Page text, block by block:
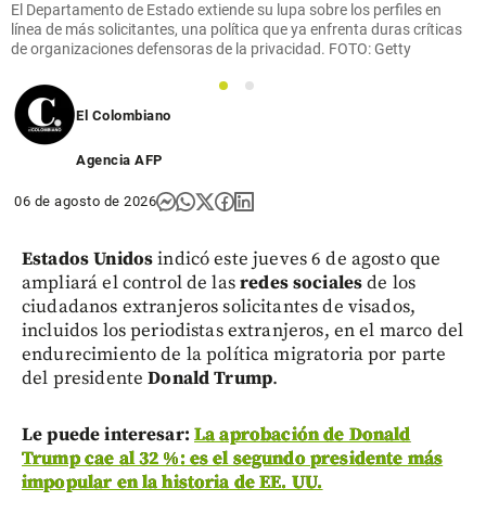
El Departamento de Estado extiende su lupa sobre los perfiles en
línea de más solicitantes, una política que ya enfrenta duras críticas
de organizaciones defensoras de la privacidad. FOTO: Getty
1
2
El Colombiano
Agencia AFP
06 de agosto de 2026
Estados Unidosindicó este jueves 6 de agosto que
ampliará el control de lasredes socialesde los
ciudadanos extranjeros solicitantes de visados,
incluidos los periodistas extranjeros, en el marco del
endurecimiento de la política migratoria por parte
del presidenteDonald Trump.
Le puede interesar: La aprobación de Donald
Trump cae al 32 %: es el segundo presidente más
impopular en la historia de EE. UU.